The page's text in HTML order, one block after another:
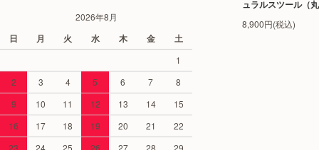
2026年8月
日 月 火 水 木 金 土
1
2
3 4 5 6 7
8
9
10 11 12 13 14
15
16
17 18 19 20 21
22
23
24 25 26 27 28
29
ュラルスツール（
8,900円(税込)